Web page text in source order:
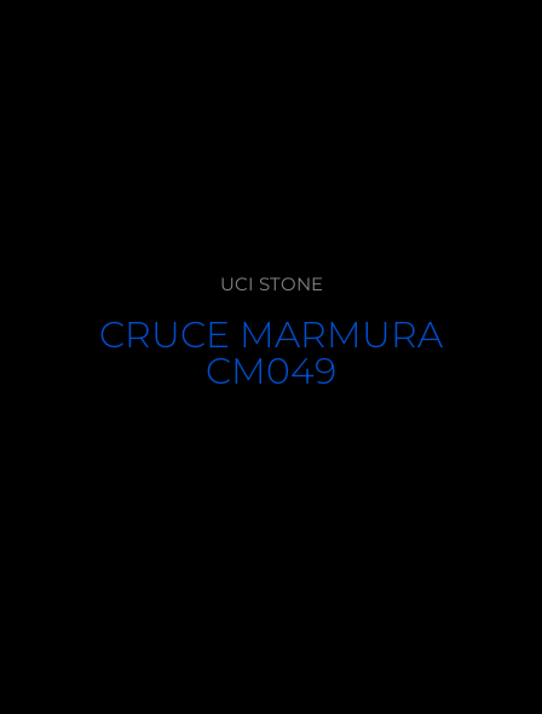
UCI STONE
CRUCE MARMURA
CM049